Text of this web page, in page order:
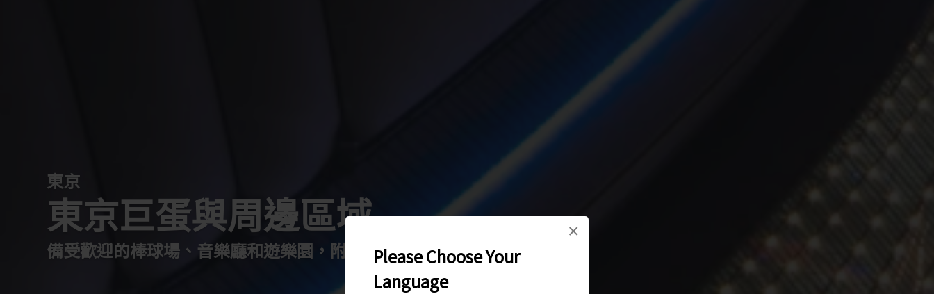
Please Choose Your
Language
×
東京
東京巨蛋與周邊區域
備受歡迎的棒球場、音樂廳和遊樂園，附近還有一座 17 世紀的瑰麗花園